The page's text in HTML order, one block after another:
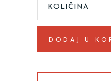
DODAJ U